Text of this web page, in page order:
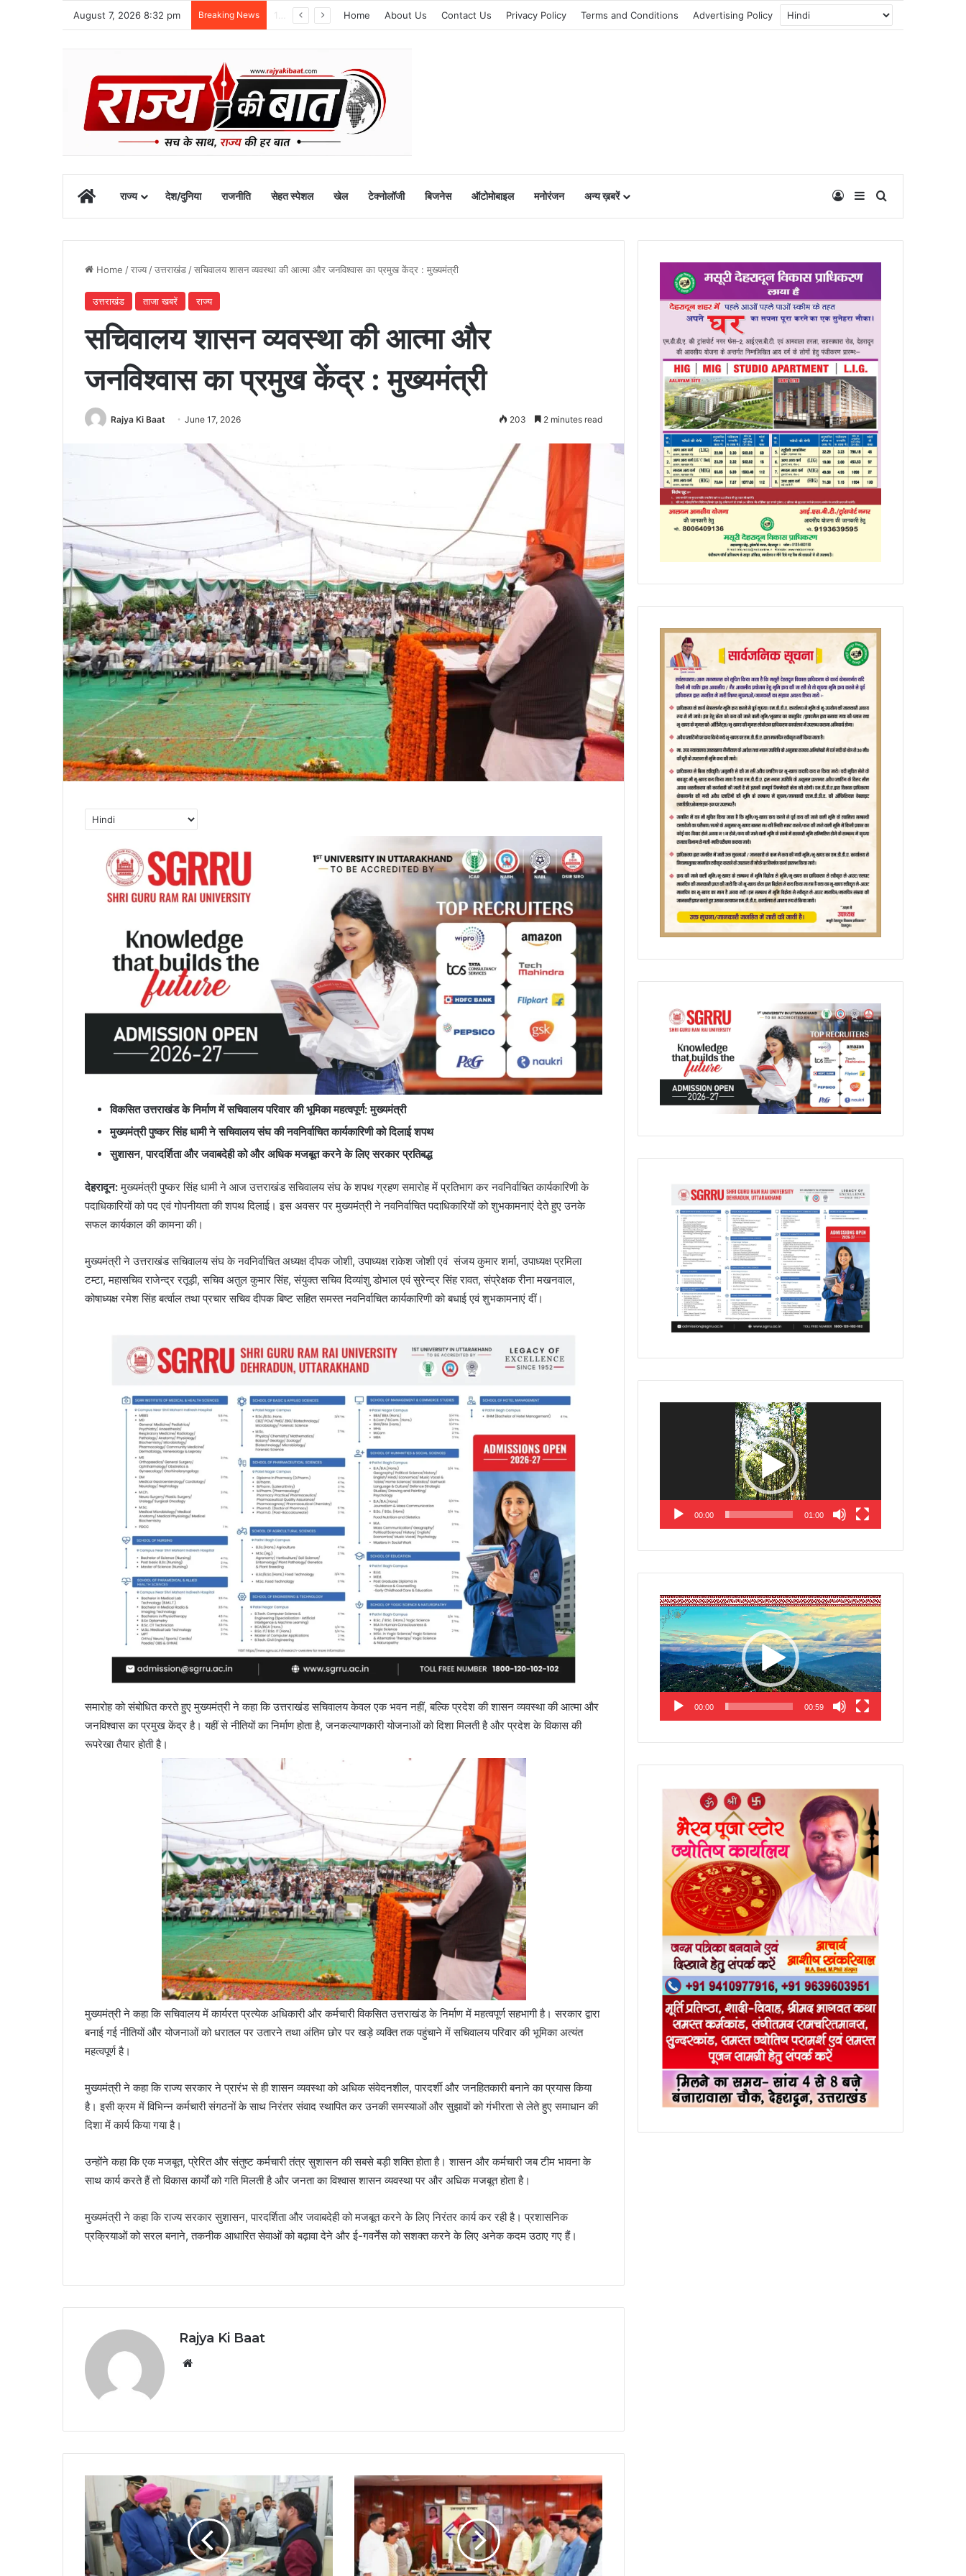
August 7, 2026 8:32 pm Breaking News Home About Us Contact Us Privacy Policy Terms and Conditions Advertising Policy
Homeराज्य देश/दुनिया राजनीति सेहत स्पेशल खेल टेक्नोलॉजी बिजनेस ऑटोमोबाइल मनोरंजन अन्य ख़बरें Log InSidebar
Home /राज्य /उत्तराखंड /सचिवालय शासन व्यवस्था की आत्मा और जनविश्वास का प्रमुख केंद्र : मुख्यमंत्री
उत्तराखंड ताजा खबरें राज्य
सचिवालय शासन व्यवस्था की आत्मा और
जनविश्वास का प्रमुख केंद्र : मुख्यमंत्री
Rajya Ki Baat June 17, 2026 203 2 minutes read
विकसित उत्तराखंड के निर्माण में सचिवालय परिवार की भूमिका महत्वपूर्ण: मुख्यमंत्री
मुख्यमंत्री पुष्कर सिंह धामी ने सचिवालय संघ की नवनिर्वाचित कार्यकारिणी को दिलाई शपथ
सुशासन, पारदर्शिता और जवाबदेही को और अधिक मजबूत करने के लिए सरकार प्रतिबद्ध
देहरादून:मुख्यमंत्री पुष्कर सिंह धामी ने आज उत्तराखंड सचिवालय संघ के शपथ ग्रहण समारोह में प्रतिभाग कर नवनिर्वाचित कार्यकारिणी के
पदाधिकारियों को पद एवं गोपनीयता की शपथ दिलाई। इस अवसर पर मुख्यमंत्री ने नवनिर्वाचित पदाधिकारियों को शुभकामनाएं देते हुए उनके
सफल कार्यकाल की कामना की।
मुख्यमंत्री ने उत्तराखंड सचिवालय संघ के नवनिर्वाचित अध्यक्ष दीपक जोशी, उपाध्यक्ष राकेश जोशी एवं संजय कुमार शर्मा, उपाध्यक्ष प्रमिला
टम्टा, महासचिव राजेन्द्र रतूड़ी, सचिव अतुल कुमार सिंह, संयुक्त सचिव दिव्यांशु डोभाल एवं सुरेन्द्र सिंह रावत, संप्रेक्षक रीना मखनवाल,
कोषाध्यक्ष रमेश सिंह बर्त्वाल तथा प्रचार सचिव दीपक बिष्ट सहित समस्त नवनिर्वाचित कार्यकारिणी को बधाई एवं शुभकामनाएं दीं।
समारोह को संबोधित करते हुए मुख्यमंत्री ने कहा कि उत्तराखंड सचिवालय केवल एक भवन नहीं, बल्कि प्रदेश की शासन व्यवस्था की आत्मा और
जनविश्वास का प्रमुख केंद्र है। यहीं से नीतियों का निर्माण होता है, जनकल्याणकारी योजनाओं को दिशा मिलती है और प्रदेश के विकास की
रूपरेखा तैयार होती है।
मुख्यमंत्री ने कहा कि सचिवालय में कार्यरत प्रत्येक अधिकारी और कर्मचारी विकसित उत्तराखंड के निर्माण में महत्वपूर्ण सहभागी है। सरकार द्वारा
बनाई गई नीतियों और योजनाओं को धरातल पर उतारने तथा अंतिम छोर पर खड़े व्यक्ति तक पहुंचाने में सचिवालय परिवार की भूमिका अत्यंत
महत्वपूर्ण है।
मुख्यमंत्री ने कहा कि राज्य सरकार ने प्रारंभ से ही शासन व्यवस्था को अधिक संवेदनशील, पारदर्शी और जनहितकारी बनाने का प्रयास किया
है। इसी क्रम में विभिन्न कर्मचारी संगठनों के साथ निरंतर संवाद स्थापित कर उनकी समस्याओं और सुझावों को गंभीरता से लेते हुए समाधान की
दिशा में कार्य किया गया है।
उन्होंने कहा कि एक मजबूत, प्रेरित और संतुष्ट कर्मचारी तंत्र सुशासन की सबसे बड़ी शक्ति होता है। शासन और कर्मचारी जब टीम भावना के
साथ कार्य करते हैं तो विकास कार्यों को गति मिलती है और जनता का विश्वास शासन व्यवस्था पर और अधिक मजबूत होता है।
मुख्यमंत्री ने कहा कि राज्य सरकार सुशासन, पारदर्शिता और जवाबदेही को मजबूत करने के लिए निरंतर कार्य कर रही है। प्रशासनिक
प्रक्रियाओं को सरल बनाने, तकनीक आधारित सेवाओं को बढ़ावा देने और ई-गवर्नेंस को सशक्त करने के लिए अनेक कदम उठाए गए हैं।
Rajya Ki Baat
00:00 01:00
Video
Player
00:00 00:59